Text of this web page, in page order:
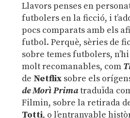
Llavors penses en
futbolers en la ficció, i
pocs comparats amb els
futbol. Perquè, sèries de
sobre temes futbolers,
molt recomanables, com
de Netflixsobre els
de Morì Primatraduïda
Filmin, sobre la retirada
Totti, o l’entranyable